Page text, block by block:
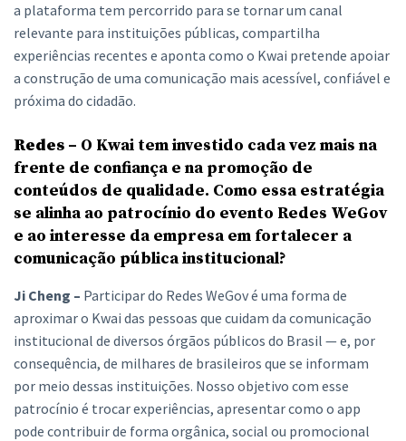
a plataforma tem percorrido para se tornar um canal
relevante para instituições públicas, compartilha
experiências recentes e aponta como o Kwai pretende apoiar
a construção de uma comunicação mais acessível, confiável e
próxima do cidadão.
Redes – O Kwai tem investido cada vez mais na
frente de confiança e na promoção de
conteúdos de qualidade. Como essa estratégia
se alinha ao patrocínio do evento Redes WeGov
e ao interesse da empresa em fortalecer a
comunicação pública institucional?
Ji Cheng – Participar do Redes WeGov é uma forma de
aproximar o Kwai das pessoas que cuidam da comunicação
institucional de diversos órgãos públicos do Brasil — e, por
consequência, de milhares de brasileiros que se informam
por meio dessas instituições. Nosso objetivo com esse
patrocínio é trocar experiências, apresentar como o app
pode contribuir de forma orgânica, social ou promocional